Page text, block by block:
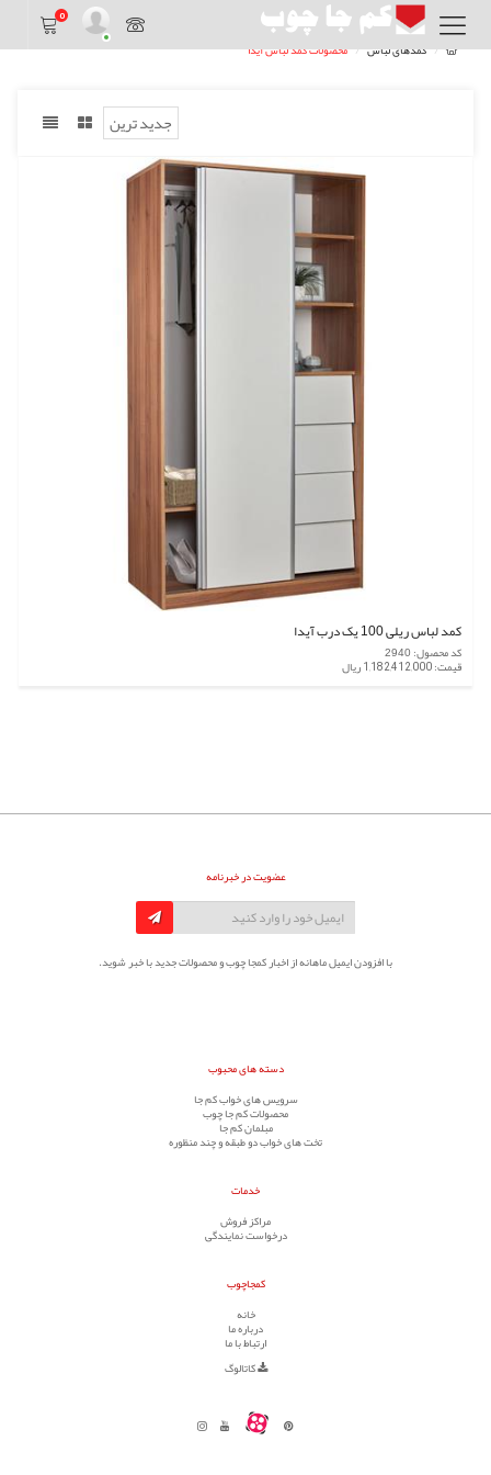
0
کمدهای لباس محصولات کمد لباس آیدا
کمد لباس ریلی 100 یک درب آیدا
کد محصول: 2940
قیمت: 1,182,412,000 ریال
عضویت در خبرنامه
با افزودن ایمیل ماهانه از اخبار کمجا چوب و محصولات جدید با خبر شوید.
دسته های محبوب
سرویس های خواب کم جا
محصولات کم جا چوب
مبلمان کم جا
تخت های خواب دو طبقه و چند منظوره
خدمات
مراکز فروش
درخواست نمایندگی
کمجاچوب
خانه
درباره ما
ارتباط با ما
کاتالوگ